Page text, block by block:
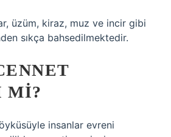
üzüm, kiraz, muz ve incir gibi
sıkça bahsedilmektedir.
MI?
insanlar evreni